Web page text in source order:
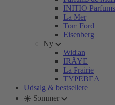
INITIO
La Mer
Tom Ford
Eisenberg
Ny
Widian
IRÄYE
La Prairie
TYPEBEA
Udsalg & bestsellere
☀️ Sommer